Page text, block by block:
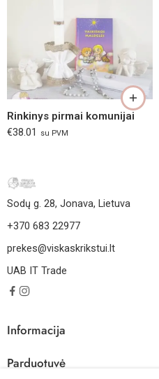
Rinkinys pirmai komunijai
€38.01 su PVM
Sodų g. 28, Jonava, Lietuva
+370 683 22977
prekes@viskaskrikstui.lt
UAB IT Trade
Informacija
Parduotuvė